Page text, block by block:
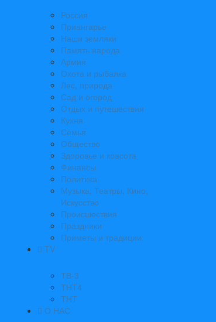
Россия
Приангарье
Наши земляки
Память народа
Армия
Охота и рыбалка
Лес, природа
Сад и огород
Отдых и путешествия
Кухня
Семья
Общество
Здоровье и красота
Финансы
Политика
Музыка, Театры, Кино,
Искусство
Происшествия
Праздники
Приметы и традиции
TV
ТВ-3
ТНТ4
ТНТ
О НАС